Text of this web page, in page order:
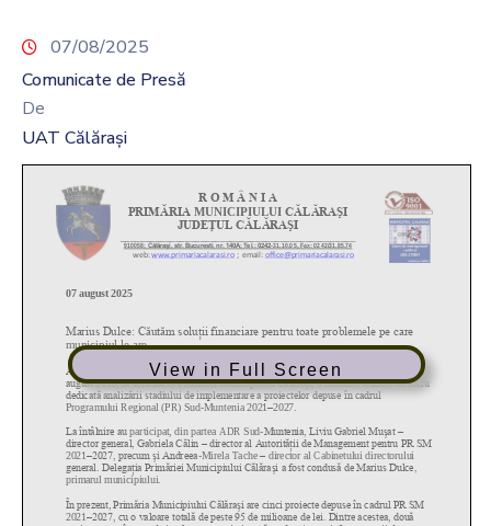
07/08/2025
Comunicate de Presă
De
UAT Călărași
View in Full Screen